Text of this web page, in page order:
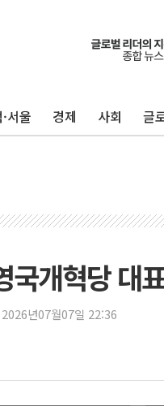
서울 경제 사회 글
개혁당 대
2026년07월07일 22:36